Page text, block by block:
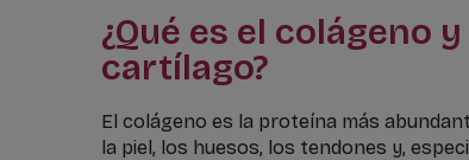
¿Qué es el colágeno
cartílago?
El colágeno es la proteína más
la piel, los huesos, los tendones y,